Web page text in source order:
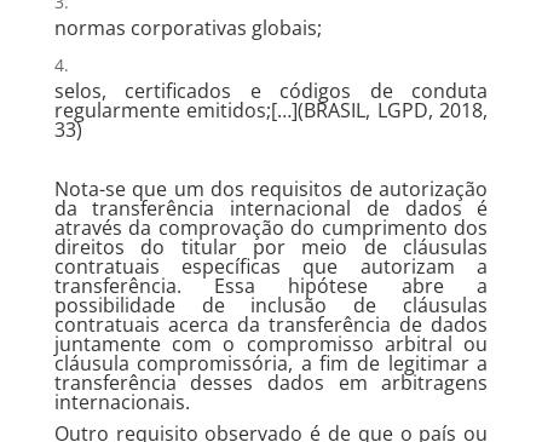
normas corporativas globais;
selos, certificados e códigos de conduta
regularmente emitidos;[…](BRASIL, LGPD, 2018,
33)
Nota-se que um dos requisitos de autorização
da transferência internacional de dados é
através da comprovação do cumprimento dos
direitos do titular por meio de cláusulas
contratuais específicas que autorizam a
transferência. Essa hipótese abre a
possibilidade de inclusão de cláusulas
contratuais acerca da transferência de dados
juntamente com o compromisso arbitral ou
cláusula compromissória, a fim de legitimar a
transferência desses dados em arbitragens
internacionais.
Outro requisito observado é de que o país ou